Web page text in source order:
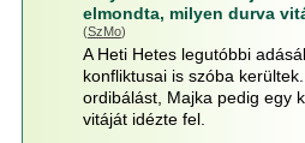
elmondta, milyen durva
(SzMo)
A Heti Hetes legutóbbi
konfliktusai is szóba
ordibálást, Majka pedig egy
vitáját idézte fel.